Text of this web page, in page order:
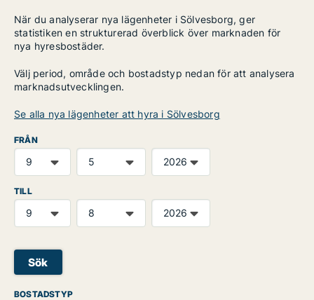
När du analyserar nya lägenheter i Sölvesborg, ger
statistiken en strukturerad överblick över marknaden för
nya hyresbostäder.
Välj period, område och bostadstyp nedan för att analysera
marknadsutvecklingen.
Se alla nya lägenheter att hyra i Sölvesborg
FRÅN
TILL
Sök
BOSTADSTYP